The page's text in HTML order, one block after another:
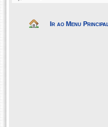
Ir ao Menu Principal